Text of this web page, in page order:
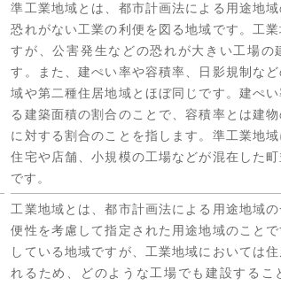
準工業地域とは、都市計画法による用途地
恐れがない工業の利便を図る地域です。工
すが、公害発生などの恐れが大きい工場の
す。また、建ぺい率や容積率、日影規制な
域や第二種住居地域とほぼ同じです。建ぺ
る建築面積の割合のことで、容積率とは建
に対する割合のことを指します。準工業地
住宅や店舗、小規模の工場などが混在した
です。
工業地域とは、都市計画法による用途地域
便性を考慮して指定された用途地域のこと
している地域ですが、工業地域においては
れるため、どのような工場でも建設するこ